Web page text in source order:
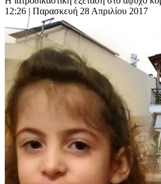
12:26 | Παρασκευή 28 Απριλίου 2017